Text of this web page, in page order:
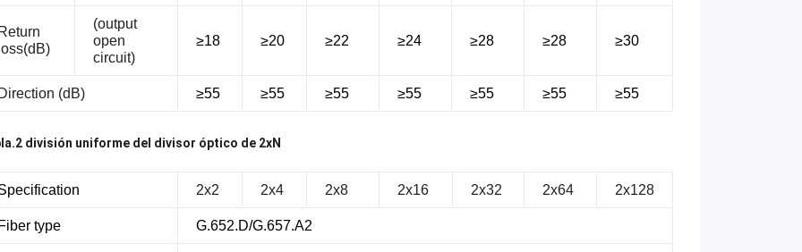
(dB)
(output
open
circuit)
≥18 ≥20 ≥22 ≥24 ≥28 ≥28 ≥30
(dB) ≥55 ≥55 ≥55 ≥55 ≥55 ≥55 ≥55
división uniforme del divisor óptico de 2xN
2x2 2x4 2x8 2x16 2x32 2x64 2x128
type G.652.D/G.657.A2